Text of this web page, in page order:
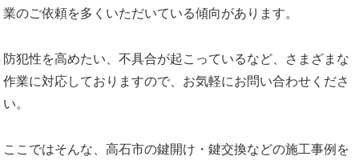
業のご依頼を多くいただいている傾向があります。
防犯性を高めたい、不具合が起こっているなど、さまざまな
作業に対応しておりますので、お気軽にお問い合わせくださ
い。
ここではそんな、高石市の鍵開け・鍵交換などの施工事例を